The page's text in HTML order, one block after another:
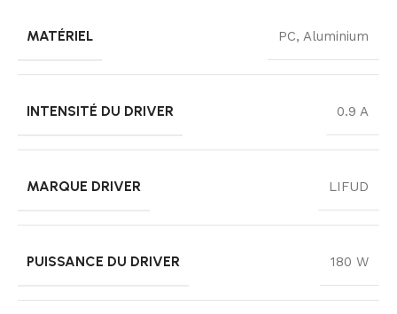
MATÉRIEL PC, Aluminium
INTENSITÉ DU DRIVER 0.9 A
MARQUE DRIVER LIFUD
PUISSANCE DU DRIVER 180 W